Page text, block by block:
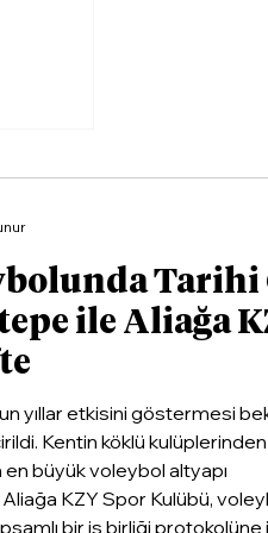
Tarihi
ile Aliağa
yıllar etkisini göstermesi
Kentin köklü
büyük voleybol altyapı
KZY Spor Kulübü,
bir iş birliği protokolüne